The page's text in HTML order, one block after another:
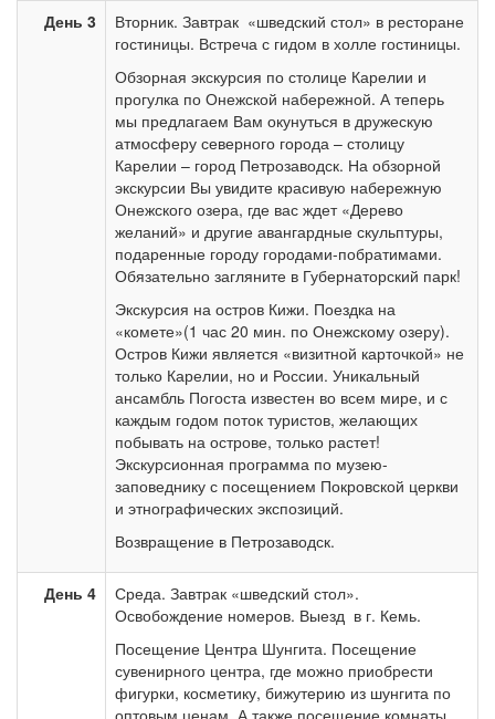
День 3
Вторник. Завтрак «шведский стол» в ресторане
гостиницы. Встреча с гидом в холле гостиницы.
Обзорная экскурсия по столице Карелии и
прогулка по Онежской набережной. А теперь
мы предлагаем Вам окунуться в дружескую
атмосферу северного города – столицу
Карелии – город Петрозаводск. На обзорной
экскурсии Вы увидите красивую набережную
Онежского озера, где вас ждет «Дерево
желаний» и другие авангардные скульптуры,
подаренные городу городами-побратимами.
Обязательно загляните в Губернаторский парк!
Экскурсия на остров Кижи. Поездка на
«комете»(1 час 20 мин. по Онежскому озеру).
Остров Кижи является «визитной карточкой» не
только Карелии, но и России. Уникальный
ансамбль Погоста известен во всем мире, и с
каждым годом поток туристов, желающих
побывать на острове, только растет!
Экскурсионная программа по музею-
заповеднику с посещением Покровской церкви
и этнографических экспозиций.
Возвращение в Петрозаводск.
День 4
Среда. Завтрак «шведский стол».
Освобождение номеров. Выезд в г. Кемь.
Посещение Центра Шунгита. Посещение
сувенирного центра, где можно приобрести
фигурки, косметику, бижутерию из шунгита по
оптовым ценам. А также посещение комнаты